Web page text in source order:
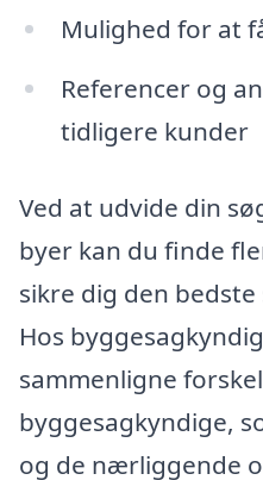
Mulighed for at
Referencer og
tidligere kunder
Ved at udvide din
byer kan du finde
sikre dig den
Hos
sammenligne
byggesagkyndige,
og de nærliggende